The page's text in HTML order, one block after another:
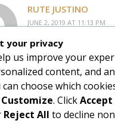
RUTE JUSTINO
JUNE 2, 2019 AT 11:13 PM
É mesmo do tipo…
não cortes o meu
igual
your privacy
us improve your
content, and
choose which
Customize. ClickAccept
Reject All to decline